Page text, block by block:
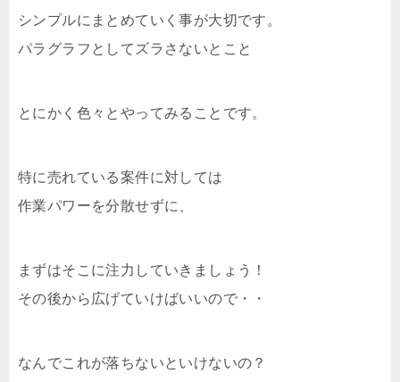
シンプルにまとめていく事が大切です。
パラグラフとしてズラさないとこと
とにかく色々とやってみることです。
特に売れている案件に対しては
作業パワーを分散せずに、
まずはそこに注力していきましょう！
その後から広げていけばいいので・・
なんでこれが落ちないといけないの？